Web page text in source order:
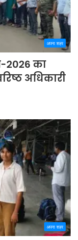
अपना शहर
2026 का
अधिकारी
अपना शहर